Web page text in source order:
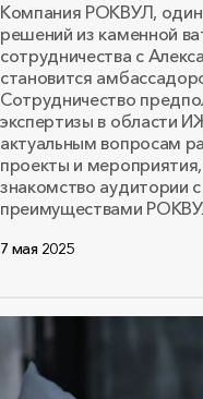
Компания РОКВУЛ, один
решений из каменной
сотрудничества с
становится
Сотрудничество
экспертизы в области
актуальным вопросам
проекты и
знакомство аудитории
преимуществами
7 мая 2025